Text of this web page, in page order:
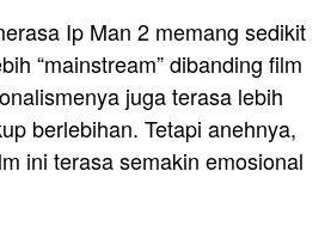
Ip Man 2 memang sedikit
“mainstream” dibanding film
juga terasa lebih
berlebihan. Tetapi anehnya,
ini terasa semakin emosional